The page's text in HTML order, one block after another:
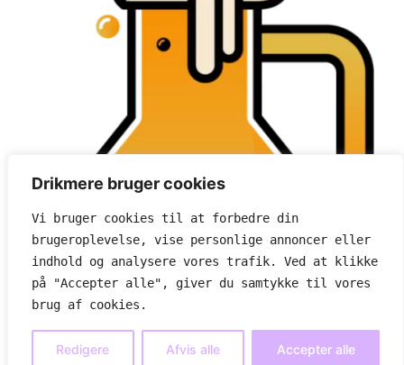
Drikmere bruger cookies
Vi bruger cookies til at forbedre din
brugeroplevelse, vise personlige annoncer eller
indhold og analysere vores trafik. Ved at klikke
på "Accepter alle", giver du samtykke til vores
brug af cookies.
Redigere Afvis alle Accepter alle
Læskende lækkerier ideer
Om os
Cookie- og privatlivspolitik